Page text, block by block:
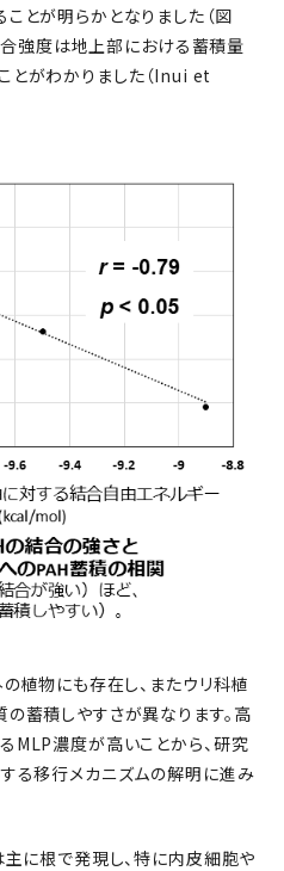
とが明らかとなりました（図
合強度は地上部における蓄積量
とがわかりました（Inui et
植物にも存在し、またウリ科植
蓄積しやすさが異なります。高
MLP濃度が高いことから、研究
る移行メカニズムの解明に進み
に根で発現し、特に内皮細胞や